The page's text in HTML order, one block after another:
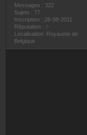
Messages : 322
Sujets : 77
Inscription : 28-08-2011
Réputation :
Localisation: Royaume de
Belgique